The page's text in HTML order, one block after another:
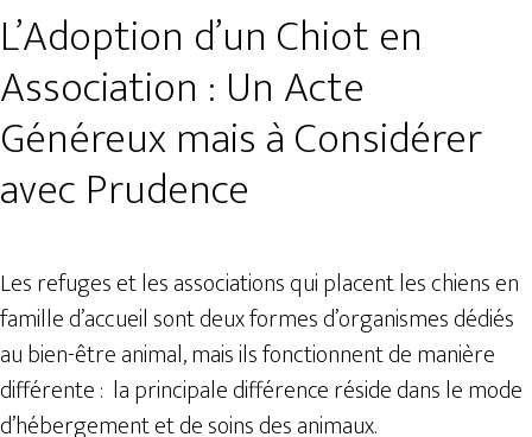
L’Adoption d’un Chiot en
Association : Un Acte
Généreux mais à Considérer
avec Prudence
Les refuges et les associations qui placent les chiens en
famille d’accueil sont deux formes d’organismes dédiés
au bien-être animal, mais ils fonctionnent de manière
différente : la principale différence réside dans le mode
d’hébergement et de soins des animaux.